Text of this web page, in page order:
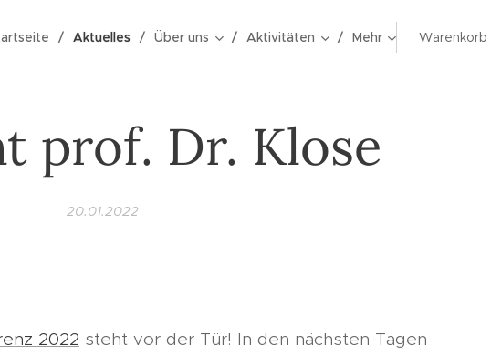
Aktuelles Über uns Aktivitäten Mehr Warenkorb
prof. Dr. Klose
20.01.2022
2022 steht vor der Tür! In den nächsten Tagen